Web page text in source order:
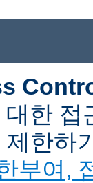
한
제한하
부여,